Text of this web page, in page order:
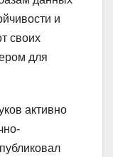
и
своих
для
активно